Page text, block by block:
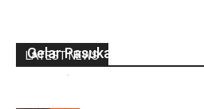
LATEST NEWS
Gelar Pasukan Ops Ketupat
-